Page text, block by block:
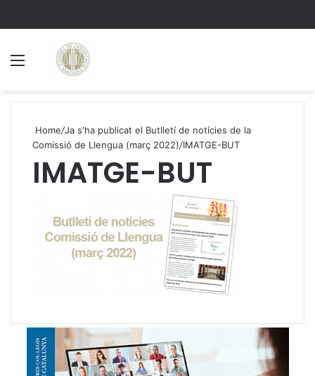
Home/Ja s'ha publicat el Butlletí de notícies de la
Comissió de Llengua (març 2022)/IMATGE-BUT
IMATGE-BUT